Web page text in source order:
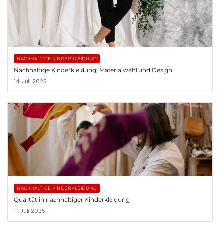
NACHHALTIGE KINDERKLEIDUNG
Nachhaltige Kinderkleidung: Materialwahl und Design
14. Juli 2025
NACHHALTIGE KINDERKLEIDUNG
Qualität in nachhaltiger Kinderkleidung
11. Juli 2025